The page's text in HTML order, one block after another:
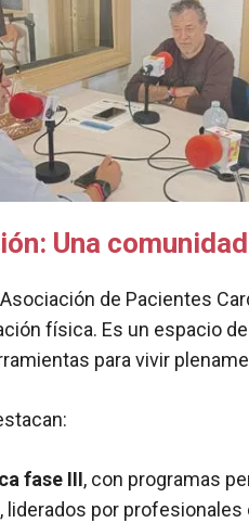
Una
de Pacientes
física. Es un espacio
para vivir
fase III, con programas
, liderados por profesionales